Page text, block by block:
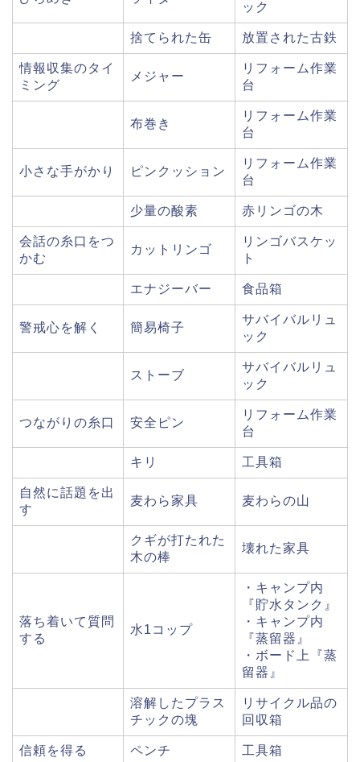
ック
捨てられた缶 放置された古鉄
情報収集のタイ
ミング
メジャー
リフォーム作業
台
布巻き
リフォーム作業
台
小さな手がかり ピンクッション
リフォーム作業
台
少量の酸素 赤リンゴの木
会話の糸口をつ
かむ
カットリンゴ
リンゴバスケッ
ト
エナジーバー 食品箱
警戒心を解く 簡易椅子
サバイバルリュ
ック
ストーブ
サバイバルリュ
ック
つながりの糸口 安全ピン
リフォーム作業
台
キリ 工具箱
自然に話題を出
す
麦わら家具 麦わらの山
クギが打たれた
木の棒
壊れた家具
落ち着いて質問
する
水1コップ
・キャンプ内
『貯水タンク』
・キャンプ内
『蒸留器』
・ボード上『蒸
留器』
溶解したプラス
チックの塊
リサイクル品の
回収箱
信頼を得る ペンチ 工具箱